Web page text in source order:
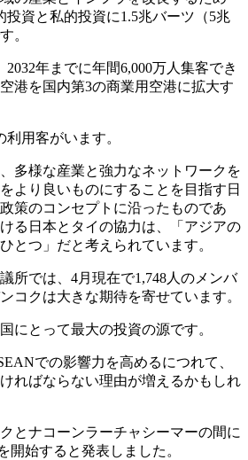
投資と私的投資に1.5兆バーツ（5兆
。
年までに年間6,000万人集客でき
港を国内第3の商業用空港に拡大す
用客がいます。
多様な産業と強力なネットワークを
より良いものにすることを目指す日
策のコンセプトに沿ったものであ
る日本とタイの協力は、「アジアの
とつ」だと考えられています。
所では、4月現在で1,748人のメンバ
コクは大きな期待を寄せています。
にとって最大の投資の源です。
での影響力を高めるにつれて、
ればならない理由が増えるかもしれ
とナコーンラーチャシーマーの間に
開始すると発表しました。